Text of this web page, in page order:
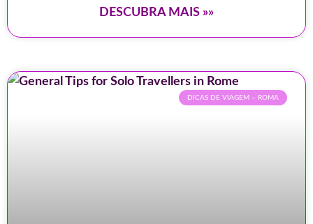
DESCUBRA MAIS »»
DICAS DE VIAGEM – ROMA